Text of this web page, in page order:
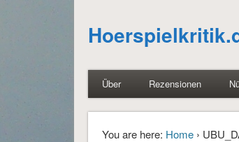
Über Rezensionen
You are here: Home›